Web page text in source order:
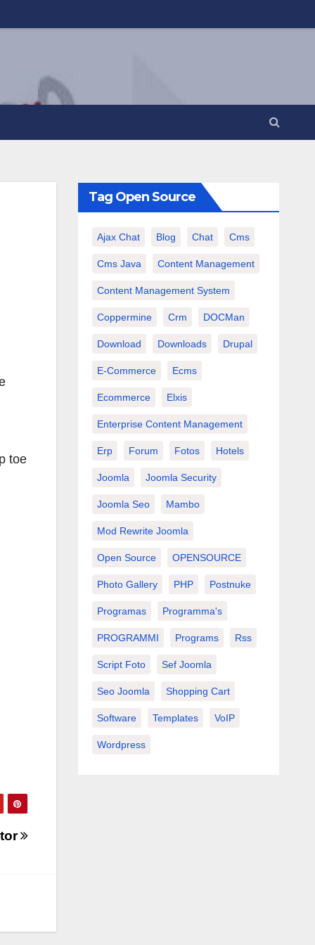
toe
Tag Open Source
Ajax Chat Blog Chat Cms
Cms Java Content Management
Content Management System
Coppermine Crm DOCMan
Download Downloads Drupal
E-Commerce Ecms
Ecommerce Elxis
Enterprise Content Management
Erp Forum Fotos Hotels
Joomla Joomla Security
Joomla Seo Mambo
Mod Rewrite Joomla
Open Source OPENSOURCE
Photo Gallery PHP Postnuke
Programas Programma's
PROGRAMMI Programs Rss
Script Foto Sef Joomla
Seo Joomla Shopping Cart
Software Templates VoIP
Wordpress